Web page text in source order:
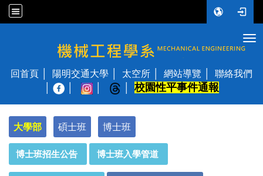
國立陽明交通大學 機械工程學系
回首頁 陽明交通大學 太空所 網站導覽
聯絡我們
校園性平事件通報
大學部 碩士班
博士班
博士班招生公告 博士班入學管道